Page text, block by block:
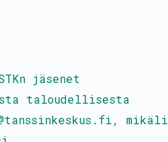
jäsenet
taloudellisesta
mikäli